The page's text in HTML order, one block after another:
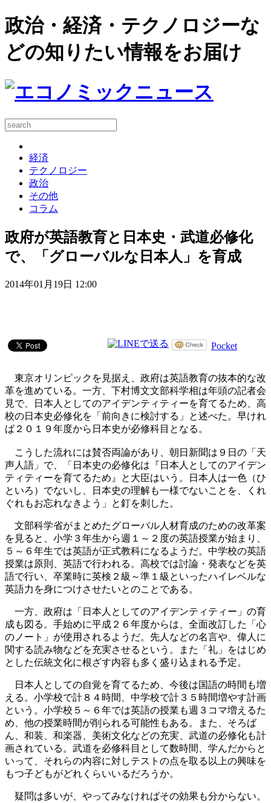
政治・経済・テクノロジーな
どの知りたい情報をお届け
経済
テクノロジー
政治
その他
コラム
政府が英語教育と日本史・武道必修化
で、「グローバルな日本人」を育成
2014年01月19日 12:00
Pocket
東京オリンピックを見据え、政府は英語教育の抜本的な改
革を進めている。一方、下村博文文部科学相は年頭の記者会
見で、日本人としてのアイデンティティーを育てるため、高
校の日本史必修化を「前向きに検討する」と述べた。早けれ
ば２０１９年度から日本史が必修科目となる。
こうした流れには賛否両論があり、朝日新聞は９日の「天
声人語」で、「日本史の必修化は『日本人としてのアイデン
ティティーを育てるため』と大臣はいう。日本人は一色（ひ
といろ）でないし、日本史の理解も一様でないことを、くれ
ぐれもお忘れなきよう」と釘を刺した。
文部科学省がまとめたグローバル人材育成のための改革案
を見ると、小学３年生から週１～２度の英語授業が始まり、
５～６年生では英語が正式教科になるようだ。中学校の英語
授業は原則、英語で行われる。高校では討論・発表などを英
語で行い、卒業時に英検２級～準１級といったハイレベルな
英語力を身につけさせたいとのことである。
一方、政府は「日本人としてのアイデンティティー」の育
成も図る。手始めに平成２６年度からは、全面改訂した「心
のノート」が使用されるようだ。先人などの名言や、偉人に
関する読み物などを充実させるという。また「礼」をはじめ
とした伝統文化に根ざす内容も多く盛り込まれる予定。
日本人としての自覚を育てるため、今後は国語の時間も増
える。小学校で計８４時間、中学校で計３５時間増やす計画
という。小学校５～６年では英語の授業も週３コマ増えるた
め、他の授業時間が削られる可能性もある。また、そろば
ん、和装、和楽器、美術文化などの充実、武道の必修化も計
画されている。武道を必修科目として数時間、学んだからと
いって、それらの内容に対しテストの点を取る以上の興味を
もつ子どもがどれくらいいるだろうか。
疑問は多いが、やってみなければその効果も分からない。